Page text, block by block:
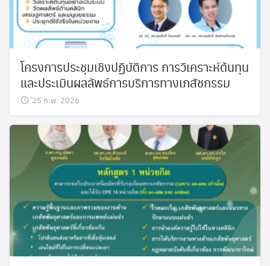
Search
โครงการประชุมเชิงปฏิบัติการ การวิเคราะห์ต้นทุน
และประเมินผลลัพธ์การบริการทางเภสัชกรรม
๋25 ก.พ. 2026